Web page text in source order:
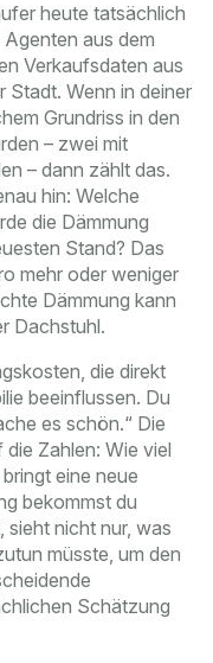
heute tatsächlich
aus dem
Verkaufsdaten aus
Stadt. Wenn in deiner
Grundriss in den
– zwei mit
– dann zählt das.
hin: Welche
die Dämmung
Stand? Das
mehr oder weniger
Dämmung kann
Dachstuhl.
, die direkt
beeinflussen. Du
es schön.“ Die
Zahlen: Wie viel
eine neue
bekommst du
sieht nicht nur, was
müsste, um den
Schätzung